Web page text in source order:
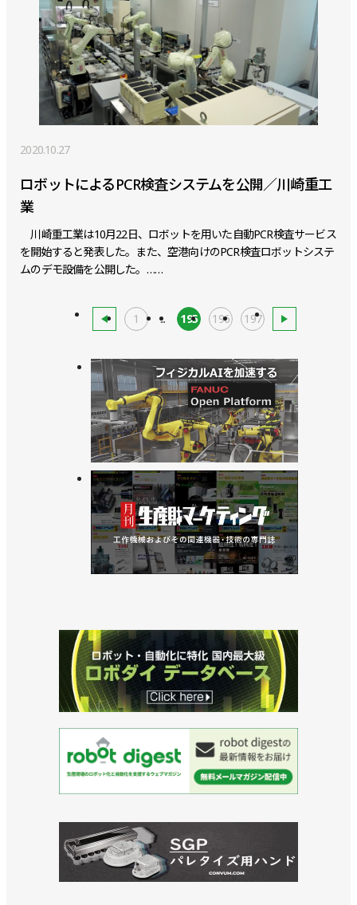
2020.10.27
ロボットによるPCR検査システムを公開／川崎重工
業
川崎重工業は10月22日、ロボットを用いた自動PCR検査サービス
を開始すると発表した。また、空港向けのPCR検査ロボットシステ
ムのデモ設備を公開した。……
1 ... 195 196 197